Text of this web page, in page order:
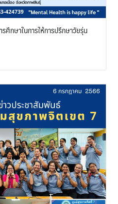
กษาในการให้การปรึกษาวัยรุ่น